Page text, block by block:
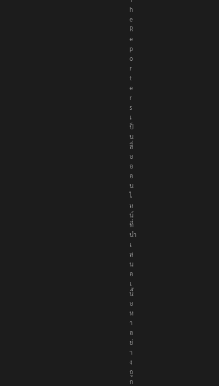
h
e
R
e
p
o
r
t
e
r
s
เ
ป็
น
สื่
อ
อ
อ
น
ไ
ล
น์
ที่
นำ
เ
ส
น
อ
เ
นื้
อ
ห
า
อ
ย่
า
ง
ถู
ก